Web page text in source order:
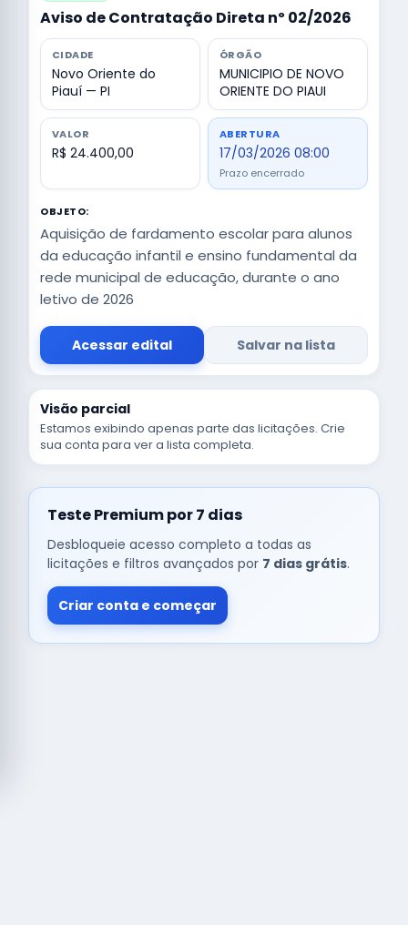
Aviso de Contratação Direta nº 02/2026
CIDADE
Novo Oriente do
Piauí — PI
ÓRGÃO
MUNICIPIO DE NOVO
ORIENTE DO PIAUI
VALOR
R$ 24.400,00
ABERTURA
17/03/2026 08:00
Prazo encerrado
OBJETO:
Aquisição de fardamento escolar para alunos
da educação infantil e ensino fundamental da
rede municipal de educação, durante o ano
letivo de 2026
Acessar edital Salvar na lista
Visão parcial
Estamos exibindo apenas parte das licitações. Crie
sua conta para ver a lista completa.
Teste Premium por 7 dias
Desbloqueie acesso completo a todas as
licitações e filtros avançados por 7 dias grátis.
Criar conta e começar